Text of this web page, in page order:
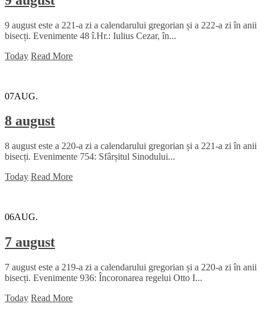
9 august este a 221-a zi a calendarului gregorian și a 222-a zi în anii
bisecți. Evenimente 48 î.Hr.: Iulius Cezar, în...
Today Read More
07AUG.
8 august
8 august este a 220-a zi a calendarului gregorian și a 221-a zi în anii
bisecți. Evenimente 754: Sfârșitul Sinodului...
Today Read More
06AUG.
7 august
7 august este a 219-a zi a calendarului gregorian și a 220-a zi în anii
bisecți. Evenimente 936: Încoronarea regelui Otto I...
Today Read More